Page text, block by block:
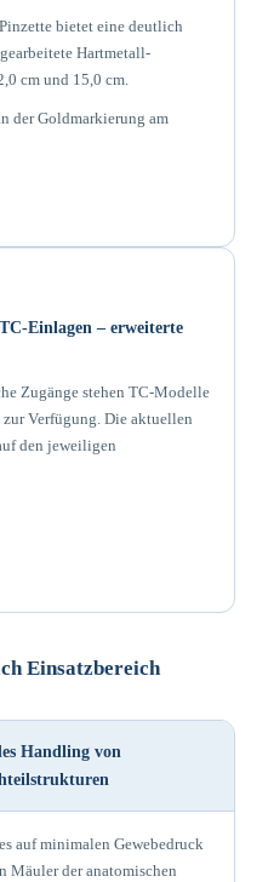
bietet eine deutlich
Hartmetall-
cm und 15,0 cm.
der Goldmarkierung am
Einlagen – erweiterte
Zugänge stehen TC-Modelle
Verfügung. Die aktuellen
den jeweiligen
Einsatzbereich
Handling von
auf minimalen Gewebedruck
Mäuler der anatomischen